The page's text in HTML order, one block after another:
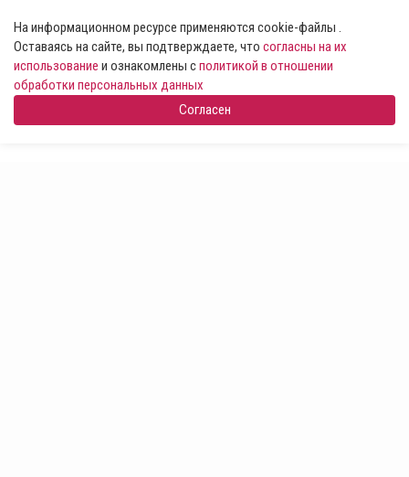
На информационном ресурсе применяются cookie-файлы .
Оставаясь на сайте, вы подтверждаете, что согласны на их
использование и ознакомлены сполитикой в отношении
обработки персональных данных
Согласен